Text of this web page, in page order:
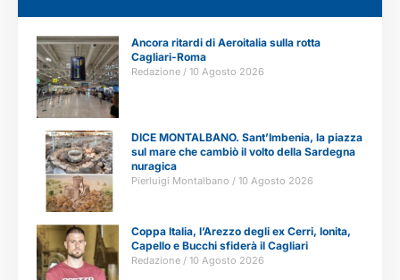
Ancora ritardi di Aeroitalia sulla rotta
Cagliari-Roma
Redazione 10 Agosto 2026
DICE MONTALBANO. Sant’Imbenia, la piazza
sul mare che cambiò il volto della Sardegna
nuragica
Pierluigi Montalbano 10 Agosto 2026
Coppa Italia, l’Arezzo degli ex Cerri, Ionita,
Capello e Bucchi sfiderà il Cagliari
Redazione 10 Agosto 2026